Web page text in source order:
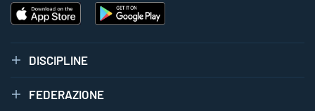
DISCIPLINE
FEDERAZIONE